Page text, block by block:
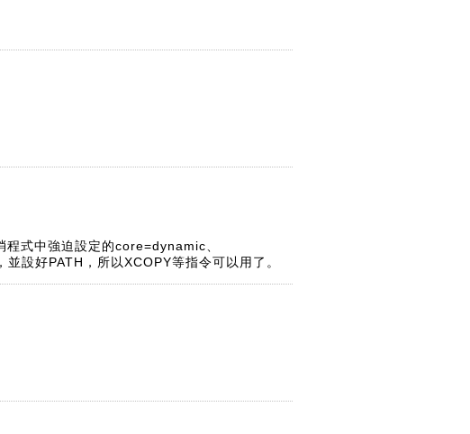
式中強迫設定的core=dynamic、
設好PATH，所以XCOPY等指令可以用了。